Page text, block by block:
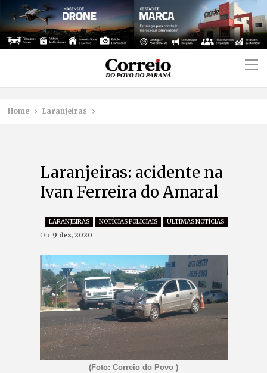
Home Laranjeiras
Laranjeiras: acidente na
Ivan Ferreira do Amaral
LARANJEIRAS NOTÍCIAS POLICIAIS ÚLTIMAS NOTÍCIAS
On 9 dez, 2020
(Foto: Correio do Povo )